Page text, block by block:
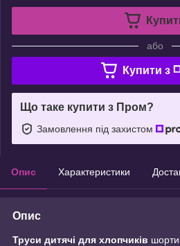
або
Купити з
Що таке купити з Пром?
Замовлення під захистом
Опис Характеристики
Опис
Труси дитячі для хлопчиків